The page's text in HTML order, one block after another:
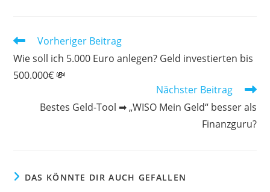
Weitere
ansehen
Vorheriger Beitrag
Wie soll ich 5.000 Euro anlegen? Geld investierten bis
500.000€ 💸
Nächster Beitrag
Bestes Geld-Tool ➡ „WISO Mein Geld“ besser als
Finanzguru?
DAS KÖNNTE DIR AUCH GEFALLEN